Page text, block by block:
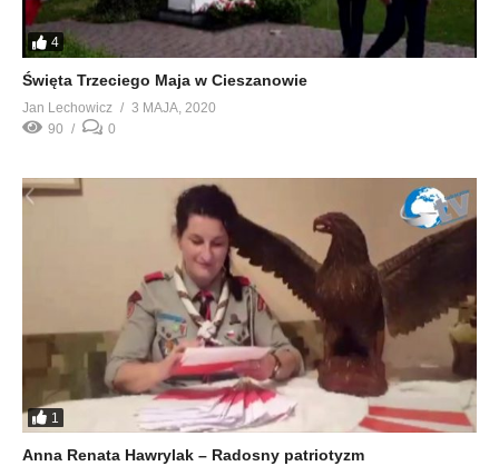
4
Święta Trzeciego Maja w Cieszanowie
Jan Lechowicz
3 MAJA, 2020
90
0
1
Anna Renata Hawrylak – Radosny patriotyzm